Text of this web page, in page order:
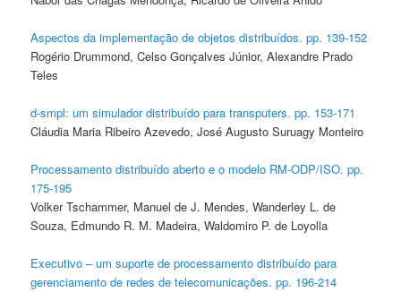
Aspectos da implementação de objetos distribuídos. pp. 139-152
Rogério Drummond, Celso Gonçalves Júnior, Alexandre Prado
Teles
d-smpl: um simulador distribuído para transputers. pp. 153-171
Cláudia Maria Ribeiro Azevedo, José Augusto Suruagy Monteiro
Processamento distribuído aberto e o modelo RM-ODP/ISO. pp.
175-195
Volker Tschammer, Manuel de J. Mendes, Wanderley L. de
Souza, Edmundo R. M. Madeira, Waldomiro P. de Loyolla
Executivo – um suporte de processamento distribuído para
gerenciamento de redes de telecomunicações. pp. 196-214